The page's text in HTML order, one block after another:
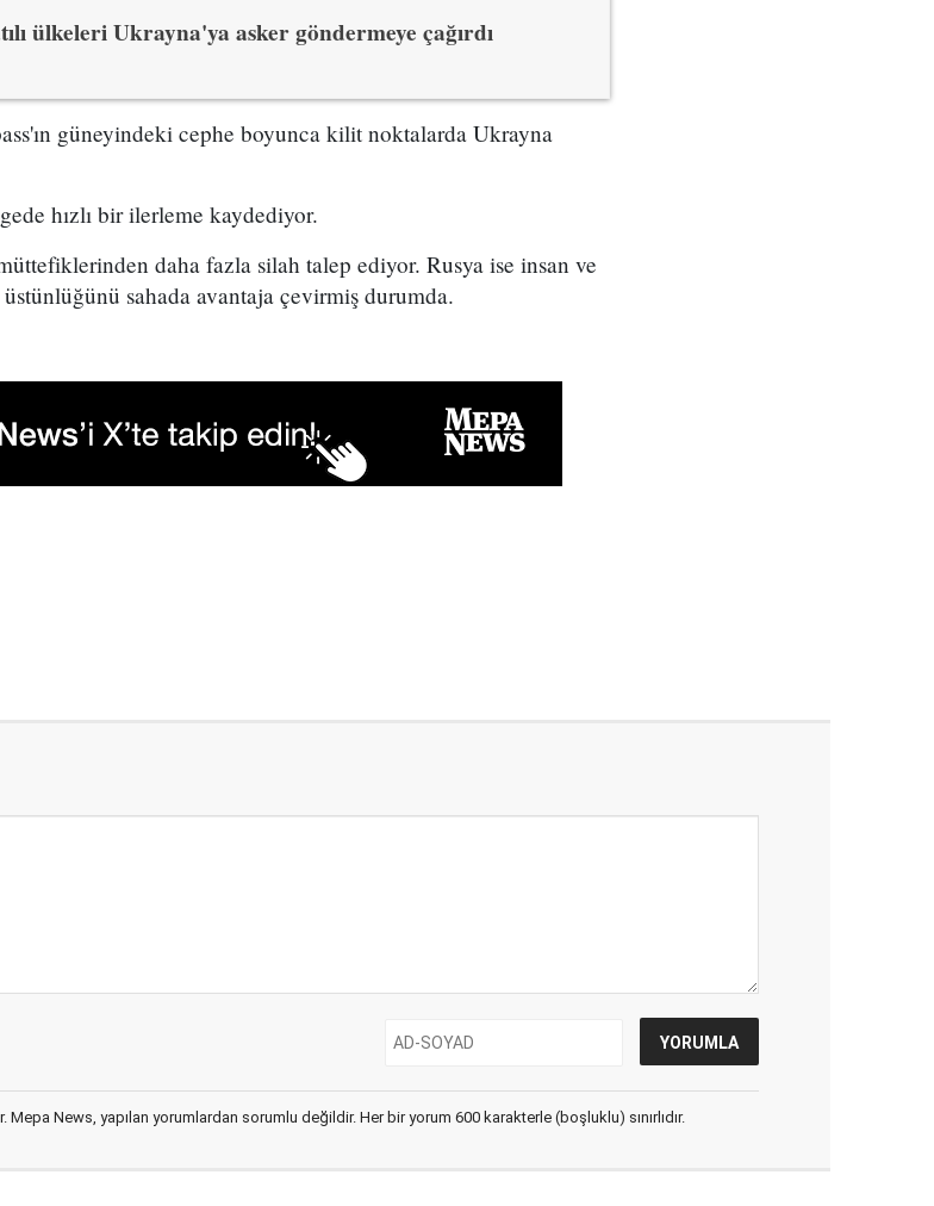
ülkeleri Ukrayna'ya asker göndermeye çağırdı
güneyindeki cephe boyunca kilit noktalarda Ukrayna
hızlı bir ilerleme kaydediyor.
daha fazla silah talep ediyor. Rusya ise insan ve
sahada avantaja çevirmiş durumda.
News, yapılan yorumlardan sorumlu değildir. Her bir yorum 600 karakterle (boşluklu) sınırlıdır.